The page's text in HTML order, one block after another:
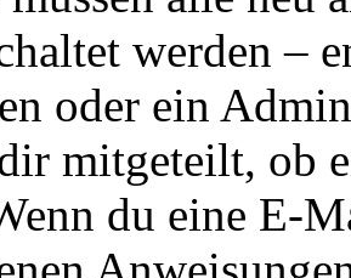
werden –
oder ein
mitgeteilt, ob
du eine E-